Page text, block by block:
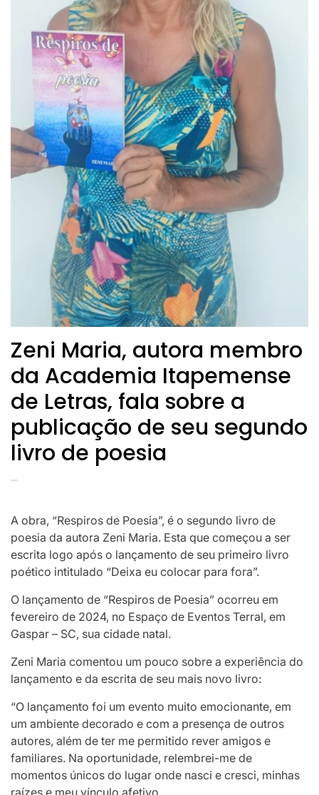
Zeni Maria, autora membro
da Academia Itapemense
de Letras, fala sobre a
publicação de seu segundo
livro de poesia
A obra, “Respiros de Poesia”, é o segundo livro de
poesia da autora Zeni Maria. Esta que começou a ser
escrita logo após o lançamento de seu primeiro livro
poético intitulado “Deixa eu colocar para fora”.
O lançamento de “Respiros de Poesia” ocorreu em
fevereiro de 2024, no Espaço de Eventos Terral, em
Gaspar – SC, sua cidade natal.
Zeni Maria comentou um pouco sobre a experiência do
lançamento e da escrita de seu mais novo livro:
“O lançamento foi um evento muito emocionante, em
um ambiente decorado e com a presença de outros
autores, além de ter me permitido rever amigos e
familiares. Na oportunidade, relembrei-me de
momentos únicos do lugar onde nasci e cresci, minhas